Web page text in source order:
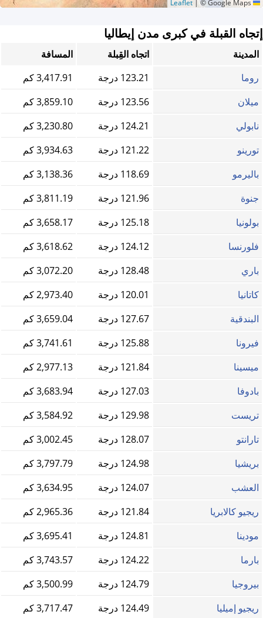
© Google Maps
إتجاه القبلة في كبرى مدن إيطاليا
المدينة اتجاه القِبلة
المسافة
روما
123.21 درجة
3,417.91 كم
ميلان
123.56 درجة
3,859.10 كم
نابولي
124.21 درجة
3,230.80 كم
تورينو
121.22 درجة
3,934.63 كم
باليرمو
118.69 درجة
3,138.36 كم
جنوة
121.96 درجة
3,811.19 كم
بولونيا
125.18 درجة
3,658.17 كم
فلورنسا
124.12 درجة
3,618.62 كم
باري
128.48 درجة
3,072.20 كم
كاتانيا
120.01 درجة
2,973.40 كم
البندقية
127.67 درجة
3,659.04 كم
فيرونا
125.88 درجة
3,741.61 كم
ميسينا
121.84 درجة
2,977.13 كم
بادوفا
127.03 درجة
3,683.94 كم
تريست
129.98 درجة
3,584.92 كم
تارانتو
128.07 درجة
3,002.45 كم
بريشيا
124.98 درجة
3,797.79 كم
العشب
124.07 درجة
3,634.95 كم
ريجيو كالابريا
121.84 درجة
2,965.36 كم
مودينا
124.81 درجة
3,695.41 كم
بارما
124.22 درجة
3,743.57 كم
بيروجيا
124.79 درجة
3,500.99 كم
ريجيو إميليا
124.49 درجة
3,717.47 كم